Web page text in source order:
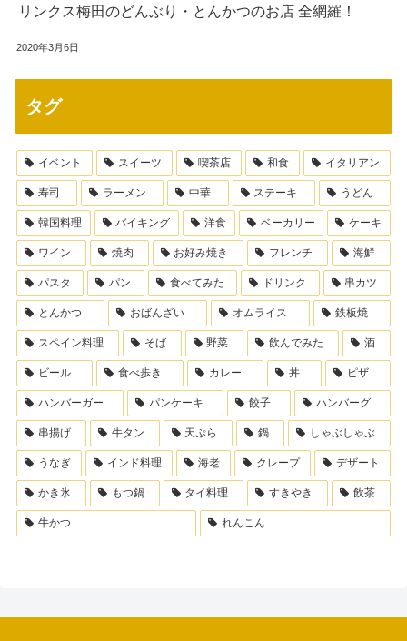
リンクス梅田のどんぶり・とんかつのお店 全網羅！
2020年3月6日
タグ
イベント スイーツ 喫茶店 和食 イタリアン
寿司 ラーメン 中華 ステーキ うどん
韓国料理 バイキング 洋食 ベーカリー ケーキ
ワイン 焼肉 お好み焼き フレンチ 海鮮
パスタ パン 食べてみた ドリンク 串カツ
とんかつ おばんざい オムライス 鉄板焼
スペイン料理 そば 野菜 飲んでみた 酒
ビール 食べ歩き カレー 丼 ピザ
ハンバーガー パンケーキ 餃子 ハンバーグ
串揚げ 牛タン 天ぷら 鍋 しゃぶしゃぶ
うなぎ インド料理 海老 クレープ デザート
かき氷 もつ鍋 タイ料理 すきやき 飲茶
牛かつ れんこん